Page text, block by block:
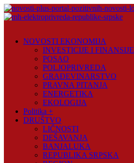
Skip
to
NOVOSTI EKONOMIJA
INVESTICIJE I FINANSIJE
POSAO
POLJOPRIVREDA
GRAĐEVINARSTVO
PRAVNA PITANJA
ENERGETIKA
EKOLOGIJA
Politika +
DRUŠTVO
LIČNOSTI
DEŠAVANJA
BANJALUKA
REPUBLIKA SRPSKA